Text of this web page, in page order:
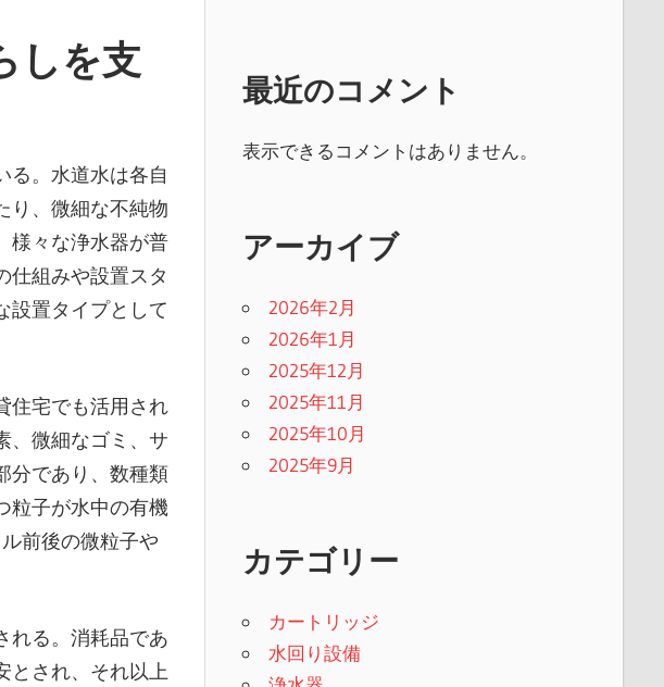
しを支
。 水道水は各自
り、微細な不純物
様々な浄水器が普
仕組みや設置スタ
設置タイプとして
住宅でも活用され
、微細なゴミ、サ
分であり、数種類
粒子が水中の有機
前後の微粒子や
れる。消耗品であ
とされ、それ以上
最近のコメント
表示できるコメントはありません。
アーカイブ
2026年2月
2026年1月
2025年12月
2025年11月
2025年10月
2025年9月
カテゴリー
カートリッジ
水回り設備